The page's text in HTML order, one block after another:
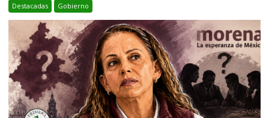
Destacadas Gobierno